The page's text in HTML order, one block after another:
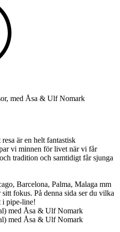
är en helt fantastisk
vi minnen för livet när vi får
tradition och samtidigt får sjunga
Barcelona, Palma, Malaga mm
fokus. På denna sida ser du vilka
i pipe-line!